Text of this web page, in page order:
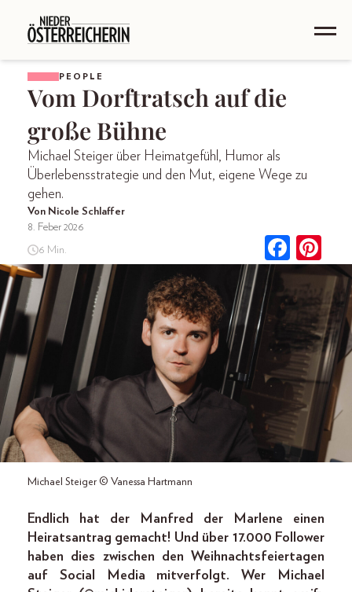
PEOPLE
Vom Dorftratsch auf die
große Bühne
Michael Steiger über Heimatgefühl, Humor als
Überlebensstrategie und den Mut, eigene Wege zu
gehen.
Von Nicole Schlaffer
8. Feber 2026
6 Min.
Michael Steiger © Vanessa Hartmann
Endlich hat der Manfred der Marlene einen
Heiratsantrag gemacht! Und über 17.000 Follower
haben dies zwischen den Weihnachtsfeiertagen
auf Social ­Media mitverfolgt. Wer Michael